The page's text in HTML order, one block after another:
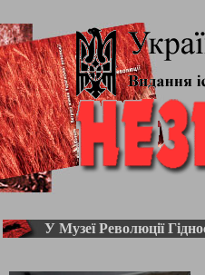
У Музеї Революції